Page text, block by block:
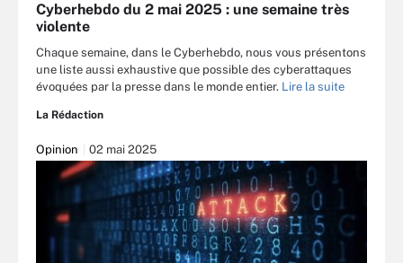
Cyberhebdo du 2 mai 2025 : une semaine très
violente
Chaque semaine, dans le Cyberhebdo, nous vous présentons
une liste aussi exhaustive que possible des cyberattaques
évoquées par la presse dans le monde entier. Lire la suite
La Rédaction
Opinion 02 mai 2025